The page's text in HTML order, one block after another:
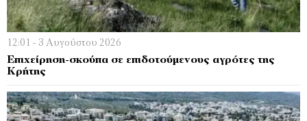
12:01 - 3 Αυγούστου 2026
Επιχείρηση-σκούπα σε επιδοτούμενους αγρότες της
Κρήτης